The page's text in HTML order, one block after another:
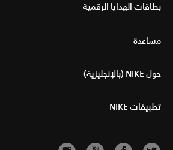
بطاقات الهدايا الرقمية
مساعدة
حول NIKE (بالإنجليزية)
تطبيقات NIKE